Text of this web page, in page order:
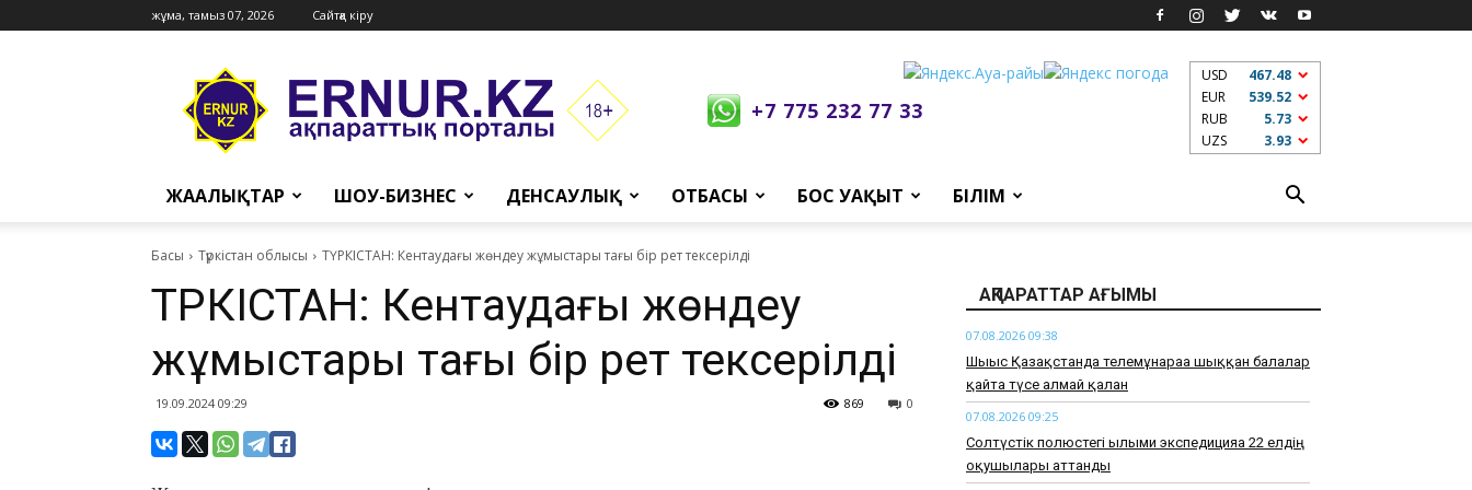
жұма, тамыз 07, 2026 Сайтқа кіру
Ernur
Press
+7 775 232 77 33
USD
467.48
EUR
539.52
RUB
5.73
UZS
3.93
ЖАҢАЛЫҚТАР ШОУ-БИЗНЕС ДЕНСАУЛЫҚ ОТБАСЫ БОС УАҚЫТ БІЛІМ
Басы Түркістан облысы ТҮРКІСТАН: Кентаудағы жөндеу жұмыстары тағы бір рет тексерілді
ТҮРКІСТАН: Кентаудағы жөндеу
жұмыстары тағы бір рет тексерілді
19.09.2024 09:29 0
869
АҚПАРАТТАР АҒЫМЫ
07.08.2026 09:38
Шығыс Қазақстанда телемұнараға шыққан балалар
қайта түсе алмай қалған
07.08.2026 09:25
Солтүстік полюстегі ғылыми экспедицияға 22 елдің
оқушылары аттанды